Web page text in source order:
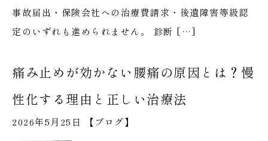
事故届出・保険会社への治療費請求・後遺障害等級認
定のいずれも進められません。 診断 […]
痛み止めが効かない腰痛の原因とは？慢
性化する理由と正しい治療法
2026年5月25日 【 ブログ】